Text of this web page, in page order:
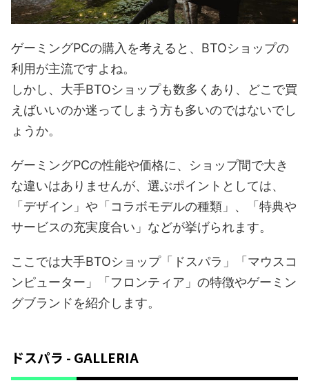
ゲーミングPCの購入を考えると、BTOショップの
利用が主流ですよね。
しかし、大手BTOショップも数多くあり、どこで買
えばいいのか迷ってしまう方も多いのではないでし
ょうか。
ゲーミングPCの性能や価格に、ショップ間で大き
な違いはありませんが、選ぶポイントとしては、
「デザイン」や「コラボモデルの種類」、「特典や
サービスの充実度合い」などが挙げられます。
ここでは大手BTOショップ「ドスパラ」「マウスコ
ンピューター」「フロンティア」の特徴やゲーミン
グブランドを紹介します。
ドスパラ - GALLERIA